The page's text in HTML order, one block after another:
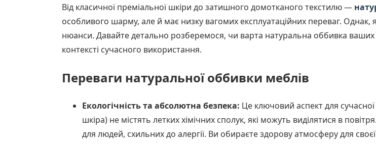
Від класичної преміальної шкіри до затишного домотканого текстилю —
особливого шарму, але й має низку вагомих експлуатаційних переваг. Однак,
нюанси. Давайте детально розберемося, чи варта натуральна оббивка ваших
контексті сучасного використання.
Переваги натуральної оббивки меблів
Екологічність та абсолютна безпека: Це ключовий аспект для
шкіра) не містять летких хімічних сполук, які можуть виділятися в
для людей, схильних до алергії. Ви обираєте здорову атмосферу для